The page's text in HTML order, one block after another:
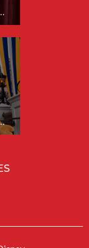
Está Chegando!
as respostas mais sinceras!)